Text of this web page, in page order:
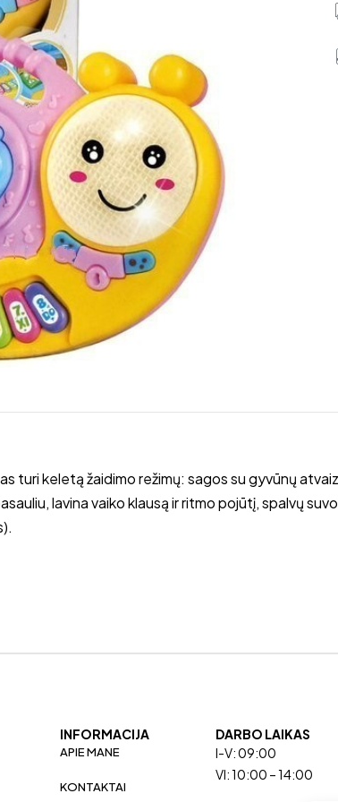
turi keletą žaidimo režimų: sagos su gyvūnų
lavina vaiko klausą ir ritmo pojūtį, spalvų
INFORMACIJA
APIE MANE
KONTAKTAI
DARBO LAIKAS
I-V: 09:00
VI: 10:00 – 14:00